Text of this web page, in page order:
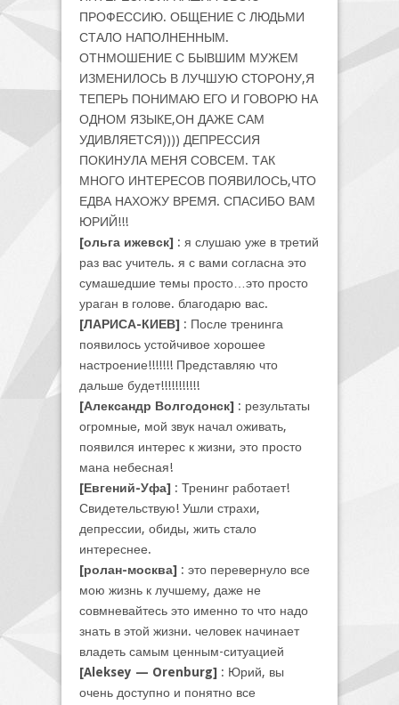
ПРОФЕССИЮ. ОБЩЕНИЕ С ЛЮДЬМИ
СТАЛО НАПОЛНЕННЫМ.
ОТНМОШЕНИЕ С БЫВШИМ МУЖЕМ
ИЗМЕНИЛОСЬ В ЛУЧШУЮ СТОРОНУ,Я
ТЕПЕРЬ ПОНИМАЮ ЕГО И ГОВОРЮ НА
ОДНОМ ЯЗЫКЕ,ОН ДАЖЕ САМ
УДИВЛЯЕТСЯ)))) ДЕПРЕССИЯ
ПОКИНУЛА МЕНЯ СОВСЕМ. ТАК
МНОГО ИНТЕРЕСОВ ПОЯВИЛОСЬ,ЧТО
ЕДВА НАХОЖУ ВРЕМЯ. СПАСИБО ВАМ
ЮРИЙ!!!
[ольга ижевск] : я слушаю уже в третий
раз вас учитель. я с вами согласна это
сумашедшие темы просто…это просто
ураган в голове. благодарю вас.
[ЛАРИСА-КИЕВ] : После тренинга
появилось устойчивое хорошее
настроение!!!!!!! Представляю что
дальше будет!!!!!!!!!!!
[Александр Волгодонск] : результаты
огромные, мой звук начал оживать,
появился интерес к жизни, это просто
мана небесная!
[Евгений-Уфа] : Тренинг работает!
Свидетельствую! Ушли страхи,
депрессии, обиды, жить стало
интереснее.
[ролан-москва] : это перевернуло все
мою жизнь к лучшему, даже не
совмневайтесь это именно то что надо
знать в этой жизни. человек начинает
владеть самым ценным-ситуацией
[Aleksey — Orenburg] : Юрий, вы
очень доступно и понятно все